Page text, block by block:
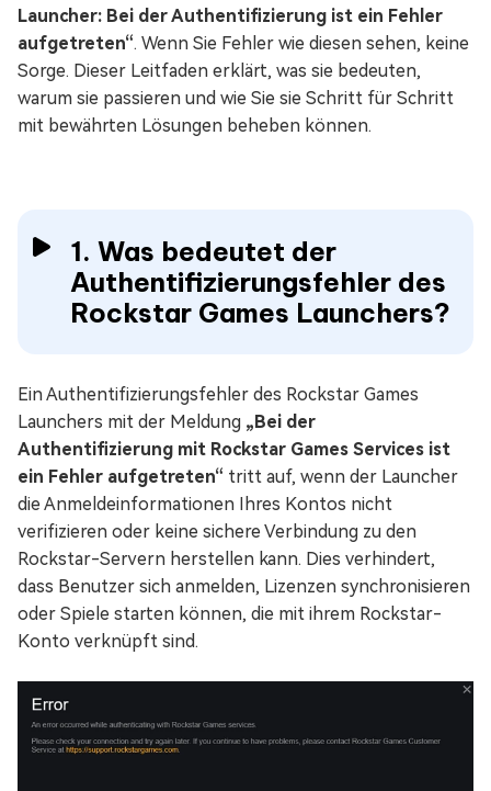
Launcher: Bei der Authentifizierung ist ein Fehler
aufgetreten“. Wenn Sie Fehler wie diesen sehen, keine
Sorge. Dieser Leitfaden erklärt, was sie bedeuten,
warum sie passieren und wie Sie sie Schritt für Schritt
mit bewährten Lösungen beheben können.
1. Was bedeutet der
Authentifizierungsfehler des
Rockstar Games Launchers?
Ein Authentifizierungsfehler des Rockstar Games
Launchers mit der Meldung „Bei der
Authentifizierung mit Rockstar Games Services ist
ein Fehler aufgetreten“ tritt auf, wenn der Launcher
die Anmeldeinformationen Ihres Kontos nicht
verifizieren oder keine sichere Verbindung zu den
Rockstar-Servern herstellen kann. Dies verhindert,
dass Benutzer sich anmelden, Lizenzen synchronisieren
oder Spiele starten können, die mit ihrem Rockstar-
Konto verknüpft sind.